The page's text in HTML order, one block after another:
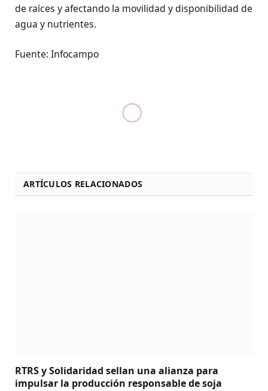
de raíces y afectando la movilidad y disponibilidad de
agua y nutrientes.
Fuente: Infocampo
ARTÍCULOS RELACIONADOS
RTRS y Solidaridad sellan una alianza para
impulsar la producción responsable de soja